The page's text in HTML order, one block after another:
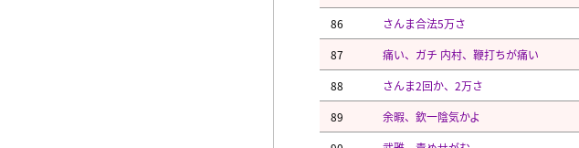
86
さんま合法5万さ
87
痛い、ガチ 内村、鞭打ちが痛い
88
さんま2回か、2万さ
89
余暇、欽一陰気かよ